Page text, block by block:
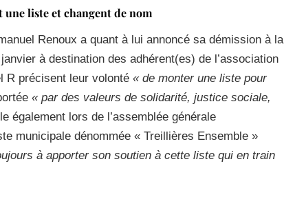
liste et changent de nom
Renoux a quant à lui annoncé sa démission à la
à destination des adhérent(es) de l’association
R précisent leur volonté « de monter une liste pour
« par des valeurs de solidarité, justice sociale,
également lors de l’assemblée générale
municipale dénommée « Treillières Ensemble »
à apporter son soutien à cette liste qui en train